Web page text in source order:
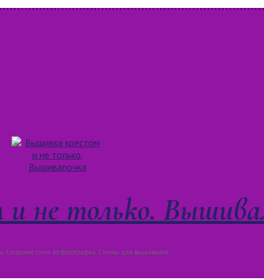
не только.
Создание схем по фотографии. Схемы для вышивания